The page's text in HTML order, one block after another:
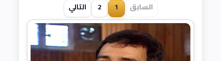
السابق 1
2 التالي